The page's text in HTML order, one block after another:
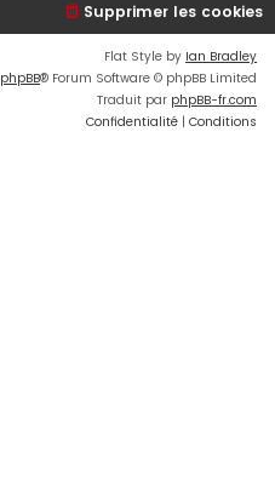
Supprimer les cookies
Flat Style by Ian Bradley
phpBB® Forum Software © phpBB Limited
Traduit par phpBB-fr.com
Confidentialité | Conditions